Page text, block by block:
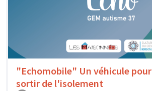
"Echomobile" Un véhicule pour
sortir de l'isolement